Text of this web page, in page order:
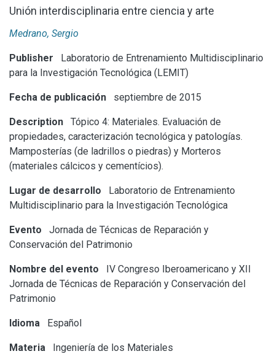
Unión interdisciplinaria entre ciencia y arte
Medrano, Sergio
Publisher
Laboratorio de Entrenamiento Multidisciplinario
para la Investigación Tecnológica (LEMIT)
Fecha de publicación septiembre de 2015
Description
Tópico 4: Materiales. Evaluación de
propiedades, caracterización tecnológica y patologías.
Mamposterías (de ladrillos o piedras) y Morteros
(materiales cálcicos y cementícios).
Lugar de desarrollo
Laboratorio de Entrenamiento
Multidisciplinario para la Investigación Tecnológica
Evento
Jornada de Técnicas de Reparación y
Conservación del Patrimonio
Nombre del evento
IV Congreso Iberoamericano y XII
Jornada de Técnicas de Reparación y Conservación del
Patrimonio
Idioma Español
Materia Ingeniería de los Materiales